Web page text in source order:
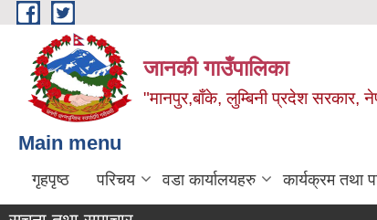
Skip to main content
जानकी गाउँपालिका
"मानपुर,बाँके, लुम्बिनी प्रदेश सरकार,
Main menu
गृहपृष्ठ परिचय वडा कार्यालयहरु कार्यक्रम तथा